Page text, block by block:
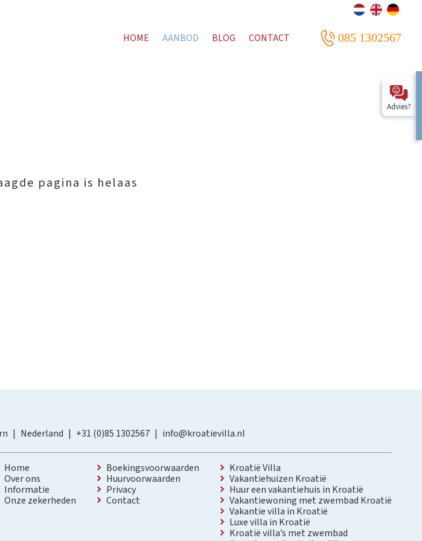
HOME AANBOD BLOG CONTACT 085 1302567
pagina is helaas
Nederland +31 (0)85 1302567 info@kroatievilla.nl
Home
Over ons
Informatie
Onze zekerheden
Boekingsvoorwaarden
Huurvoorwaarden
Privacy
Contact
Kroatië Villa
Vakantiehuizen Kroatië
Huur een vakantiehuis in Kroatië
Vakantiewoning met zwembad Kroatië
Vakantie villa in Kroatië
Luxe villa in Kroatië
Kroatië villa’s met zwembad
Advies?